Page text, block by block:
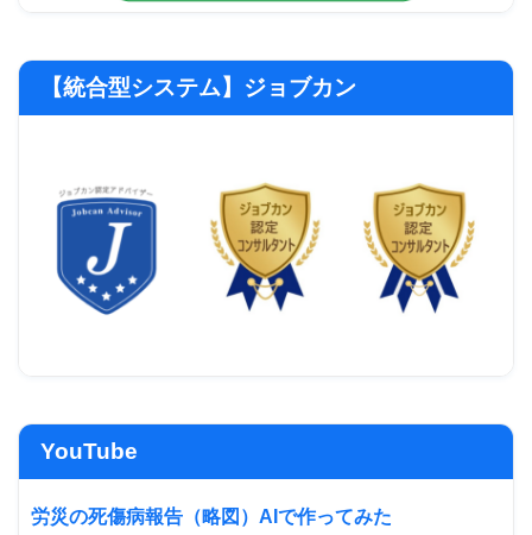
【統合型システム】ジョブカン
YouTube
労災の死傷病報告（略図）AIで作ってみた